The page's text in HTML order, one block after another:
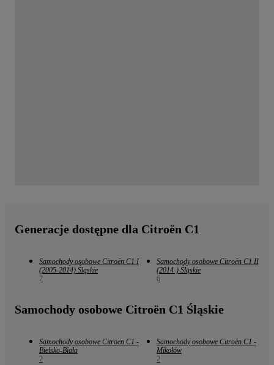
Generacje dostępne dla Citroën C1
Samochody osobowe Citroën C1 I
(2005-2014) Śląskie
7
Samochody osobowe Citroën C1 II
(2014-) Śląskie
6
Samochody osobowe Citroën C1 Śląskie
Samochody osobowe Citroën C1 -
Bielsko-Biała
2
Samochody osobowe Citroën C1 -
Mikołów
2